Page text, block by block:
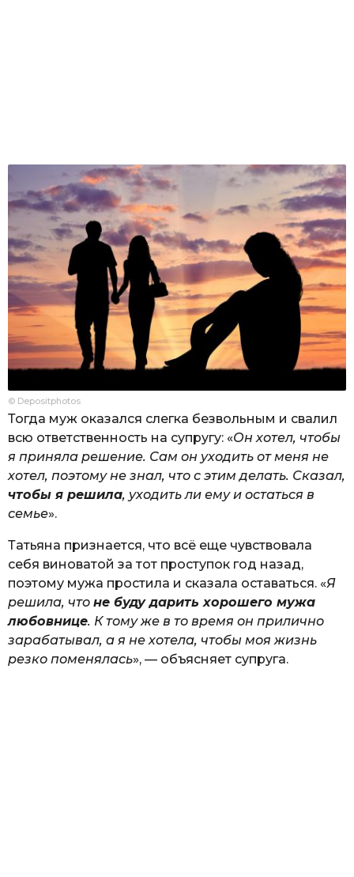
© Depositphotos
Тогда муж оказался слегка безвольным и свалил
всю ответственность на супругу: «Он хотел, чтобы
я приняла решение. Сам он уходить от меня не
хотел, поэтому не знал, что с этим делать. Сказал,
чтобы я решила, уходить ли ему и остаться в
семье».
Татьяна признается, что всё еще чувствовала
себя виноватой за тот проступок год назад,
поэтому мужа простила и сказала оставаться. «Я
решила, что не буду дарить хорошего мужа
любовнице. К тому же в то время он прилично
зарабатывал, а я не хотела, чтобы моя жизнь
резко поменялась», — объясняет супруга.